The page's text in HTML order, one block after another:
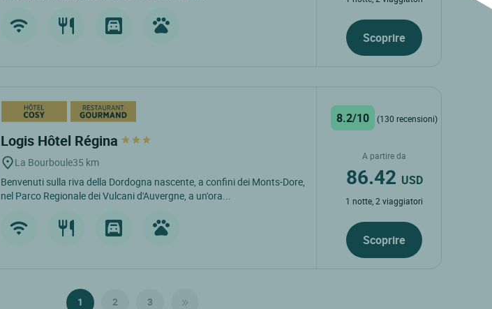
Scoprire
Logis Hôtel Régina
La Bourboule35 km
Benvenuti sulla riva della Dordogna nascente, a confini dei Monts-Dore,
nel Parco Regionale dei Vulcani d'Auvergne, a un'ora...
8.2/10 (130 recensioni)
A partire da
86.42 USD
1 notte, 2 viaggiatori
Scoprire
1 2 3